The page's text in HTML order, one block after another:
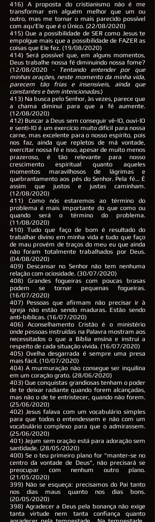
416) A proposta do cristianismo não é me
transformar em alguém melhor que um ou
outro, mas me tornar o mais parecido possível
com aqu'Ele que é o Único. (22/08/2020)
415) Que a possibilidade de SER como Jesus te
empolgue mais que a possibilidade de FAZER as
coisas que Ele fez. (19/08/2020)
414) Será possível que, em alguns momentos,
Deus trabalhe nossa fé diminuindo nossa fome?
(12/08/2020 - Tentando entender por que
minhas orações, neste momento da minha vida,
parecem tão frias e insensíveis, ainda que
constantes e bem intencionadas.)
413) Na busca pelo Senhor, às vezes, parece que
a chama diminui para que a fé aumente.
(12/08/2020)
412) Buscar a Deus sem conseguir vê-lO, ouvi-lO
e senti-lO é um exercício muito difícil para nossa
carne, mas excelente para o nosso espírito, pois
nos faz, ainda que repletos de má vontade,
exercitar nossa fé e isso, apesar de muito menos
prazeroso, é tão relevante para nosso
crescimento espiritual quanto aqueles
momentos maravilhosos de lágrimas e
quebrantamento aos pés do Senhor. Pela fé... É
assim que justos e justas caminham.
(12/08/2020)
411) Como nós estaremos ao término do
problema é mais importante do que como ou
quando será o término do problema.
(11/08/2020)
410) Tudo que faço de bom é resultado do
trabalhar divino em minha vida e tudo que faço
de mau provém de traços do meu eu que ainda
não foram totalmente trabalhados por Deus.
(04/08/2020)
409) Descansar no Senhor não tem nenhuma
relação com ociosidade. (30/07/2020)
408) Grandes fogueiras com poucas brasas
podem se tornar pequenas fogueiras.
(16/07/2020)
407) Pessoas que afirmam não precisar ir à
igreja não estão sendo maduras. Estão sendo
anti-bíblicas. (16/07/2020)
406) Aconselhamento Cristão é o ministério
onde pessoas instruídas na Palavra mostram aos
necessitados o que a Bíblia ensina e instrui a
respeito de cada situação vivida. (16/07/2020)
405) Ovelha desgarrada é sempre uma presa
mais fácil. (10/07/2020)
404) A murmuração não consegue ser inquilina
em um coração grato. (28/06/2020)
403) Que conquistas grandiosas tenham o poder
de te deixar radiante quando forem alcançadas,
mas não o de te entristecer, quando não forem.
(25/06/2020)
402) Jesus falava com um vocabulário simples
para que todos o entendessem e não com um
vocabulário complexo para que o admirassem.
(25/06/2020)
401) Jejum sem oração está para adoração sem
santidade. (28/05/2020)
400) Se o teu primeiro plano for "manter-se no
centro da vontade de Deus", não precisará se
preocupar com nenhum outro plano.
(21/05/2020)
399) Não se esqueça: precisamos do Pai tanto
nos dias maus quanto nos dias bons.
(20/05/2020)
398) Agradecer a Deus pela bonança não exige
tanta virtude nem tanta confiança quanto